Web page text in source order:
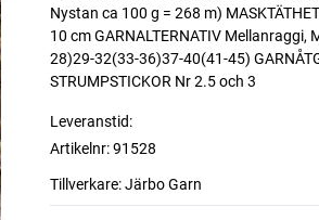
Nystan ca 100 g = 268 m)
10 cm GARNALTERNATIV Mellanraggi,
28)29-32(33-36)37-40(41-45)
STRUMPSTICKOR Nr 2.5 och 3
Leveranstid:
Artikelnr:91528
Tillverkare:Järbo Garn